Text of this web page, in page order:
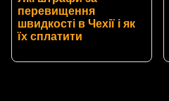
перевищення
швидкості в Чехії і як
їх сплатити